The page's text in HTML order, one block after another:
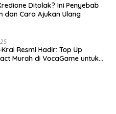
Ditolak? Ini Penyebab
dan Cara Ajukan Ulang
Resmi Hadir: Top Up
Murah di VocaGame untuk